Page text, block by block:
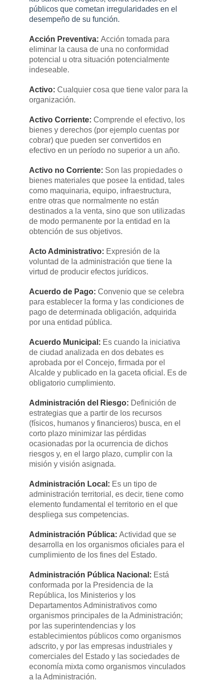
públicos que cometan irregularidades en el
desempeño de su función.
Acción Preventiva: ​Acción tomada para
eliminar la causa de una no conformidad
potencial u otra situación potencialmente
indeseable.
Activo: ​Cualquier cosa que tiene valor para la
organización.
Activo Corriente: ​Comprende el efectivo, los
bienes y derechos (por ejemplo cuentas por
cobrar) que pueden ser convertidos en
efectivo en un período no superior a un año.​
Activo no Corriente: ​Son las propiedades o
bienes materiales que posee la entidad, tales
como maquinaria, equipo, infraestructura,
entre otras que normalmente no están
destinados a la venta, sino que son utilizadas
de modo permanente por la entidad en la
obtención de sus objetivos.​
Acto Administrativo: ​Expresión de la
voluntad de la administración que tiene la
virtud de producir efectos jurídicos.
Acuerdo de Pago: ​Convenio que se celebra
para establecer la forma y las condiciones de
pago de determinada obligación, adquirida
por una entidad pública.
Acuerdo Municipal: ​Es cuando la iniciativa
de ciudad analizada en dos debates es
aprobada por el Concejo, firmada por el
Alcalde y publicado en la gaceta oficial. Es de
obligatorio cumplimiento.
Administración del Riesgo: ​Definición de
estrategias que a partir de los recursos
(físicos, humanos y financieros) busca, en el
corto plazo minimizar las pérdidas
ocasionadas por la ocurrencia de dichos
riesgos y, en el largo plazo, cumplir con la
misión y visión asignada.
Administración Local: ​Es un tipo de
administración territorial, es decir, tiene como
elemento fundamental el territorio en el que
despliega sus competencias.
Administración Pública: ​Actividad que se
desarrolla en los organismos oficiales para el
cumplimiento de los fines del Estado.
Administración Pública Nacional: ​Está
conformada por la Presidencia de la
República, los Ministerios y los
Departamentos Administrativos como
organismos principales de la Administración;
por las superintendencias y los
establecimientos públicos como organismos
adscrito, y por las empresas industriales y
comerciales del Estado y las sociedades de
economía mixta como organismos vinculados
a la Administración.​